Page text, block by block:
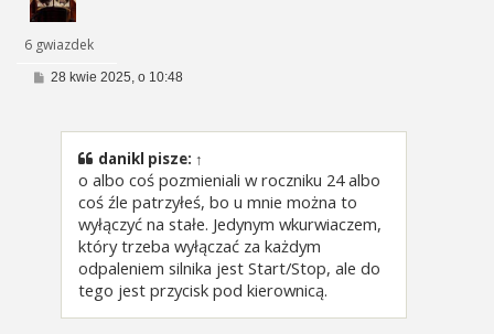
6 gwiazdek
P28 kwie 2025, o 10:48
danikl pisze: ↑
o albo coś pozmieniali w roczniku 24 albo
coś źle patrzyłeś, bo u mnie można to
wyłączyć na stałe. Jedynym wkurwiaczem,
który trzeba wyłączać za każdym
odpaleniem silnika jest Start/Stop, ale do
tego jest przycisk pod kierownicą.